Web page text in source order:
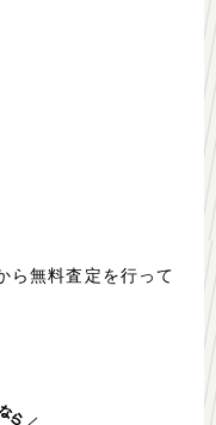
ら無料査定を行って